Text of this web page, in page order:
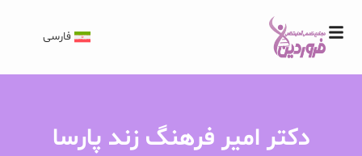
فارسی
دکتر امیر فرهنگ زند پارسا